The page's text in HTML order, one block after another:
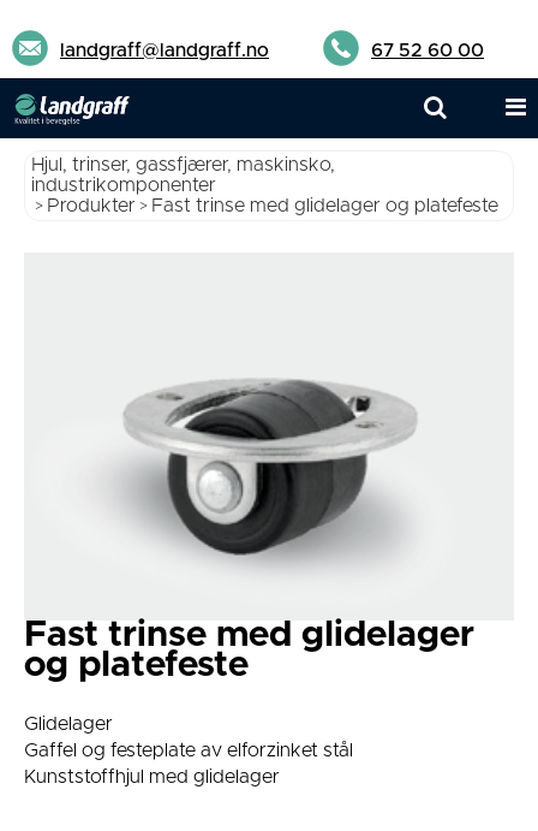
landgraff@landgraff.no 67 52 60 00
Hjul, trinser, gassfjærer, maskinsko,
industrikomponenter
> Produkter > Fast trinse med glidelager og platefeste
Fast trinse med glidelager
og platefeste
Glidelager
Gaffel og festeplate av elforzinket stål
Kunststoffhjul med glidelager